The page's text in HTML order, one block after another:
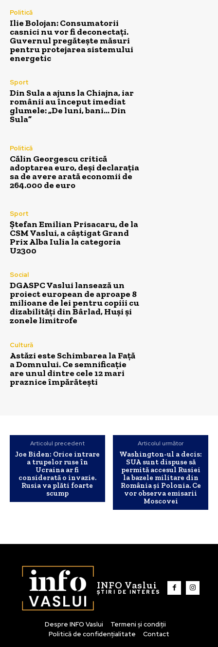
Politică
Ilie Bolojan: Consumatorii
casnici nu vor fi deconectați.
Guvernul pregătește măsuri
pentru protejarea sistemului
energetic
Sport
Din Sula a ajuns la Chiajna, iar
românii au început imediat
glumele: „De luni, bani… Din
Sula”
Politică
Călin Georgescu critică
adoptarea euro, deși declarația
sa de avere arată economii de
264.000 de euro
Sport
Ștefan Emilian Prisacaru, de la
CSM Vaslui, a câștigat Grand
Prix Alba Iulia la categoria
U2300
Social
DGASPC Vaslui lansează un
proiect european de aproape 8
milioane de lei pentru copiii cu
dizabilități din Bârlad, Huși și
zonele limitrofe
Cultură
Astăzi este Schimbarea la Față
a Domnului. Ce semnificație
are unul dintre cele 12 mari
praznice împărătești
Articolul precedent
Joe Biden: Orice intrare
a trupelor ruse în
Ucraina ar fi
considerată o invazie.
Rusia va plăti foarte
scump
Articolul următor
Washington-ul a decis:
SUA sunt dispuse să
permită accesul Rusiei
la bazele militare din
România și Polonia. Ce
vor observa emisarii
Moscovei
INFO Vaslui
ȘTIRI DE INTERES
Despre INFO Vaslui
Termeni și condiții
Politică de confidențialitate
Contact